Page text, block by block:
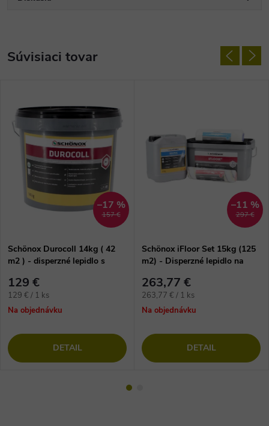
Súvisiaci tovar
157 €
–17 %
Schönox Durocoll 14kg ( 42
m2 ) - disperzné lepidlo s
129 €
Jednotková
cena:
129 € / 1 ks
Na objednávku
DETAIL
297 €
–11 %
Schönox iFloor Set 15kg (125
m2) - Disperzné lepidlo na
263,77 €
Jednotková
cena:
263,77 € / 1 ks
Na objednávku
DETAIL